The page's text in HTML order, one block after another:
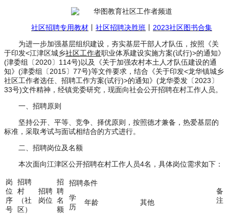
社区招聘专用教材 社区招聘决胜班
2023社区图书合集
为进一步加强基层组织建设，夯实基层干部人才队伍，按照《关
于印发<江津区城乡社区工作者职业体系建设实施方案(试行)>的通知》
(津委组〔2020〕114号)以及《关于加强农村本土人才队伍建设的通
知》(津委组〔2015〕77号)等文件要求，结合《关于印发<龙华镇城乡
社区工作者选任、招聘工作方案(试行)>的通知》(龙华委发〔2023〕
33号)文件精神，经镇党委研究，现面向社会公开招聘在村工作人员。
一、招聘原则
坚持公开、平等、竞争、择优原则，按照德才兼备，热爱基层的
标准，采取考试与面试相结合的方式进行。
二、招聘岗位及名额
本次面向江津区公开招聘在村工作人员4名，具体岗位需求如下：
岗
位
序
号
招聘
村
（社
区）
招聘
岗位
招
聘
名
额
招聘条件
备
注
学
历
年龄 其他